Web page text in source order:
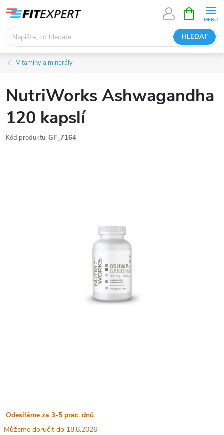
obsah
HLEDAT
NÁKUPNÍ
KOŠÍK
Vitamíny a minerály
NutriWorks Ashwagandha
120 kapslí
Kód produktu: GF_7164
Odesíláme za 3-5 prac. dnů
18.8.2026